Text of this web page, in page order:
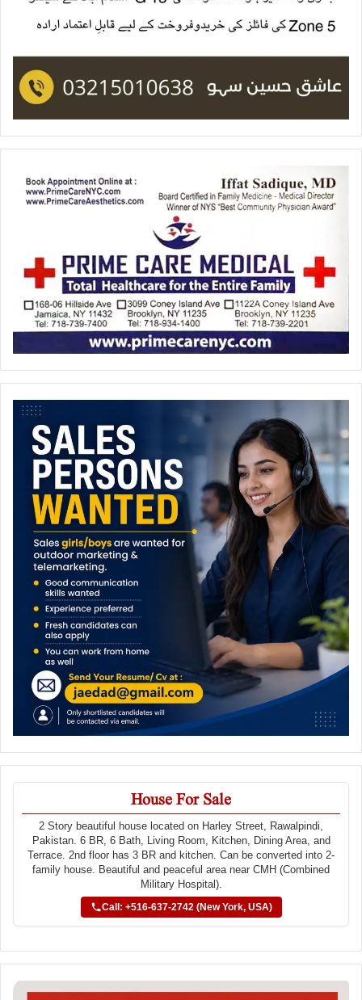
House For Sale
2 Story beautiful house located on Harley Street, Rawalpindi,
Pakistan. 6 BR, 6 Bath, Living Room, Kitchen, Dining Area, and
Terrace. 2nd floor has 3 BR and kitchen. Can be converted into 2-
family house. Beautiful and peaceful area near CMH (Combined
Military Hospital).
Call: +516-637-2742 (New York, USA)